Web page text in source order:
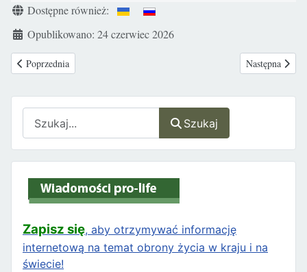
Szukaj
Zapisz się, aby otrzymywać informację
internetową na temat obrony życia w kraju i na
świecie!
Szczegóły
Dostępne również:
Opublikowano: 24 czerwiec 2026
Poprzednia strona: Przerażające dane -100 tys. Kanadyjczyków poniosło
Poprzednia Następna
Następna